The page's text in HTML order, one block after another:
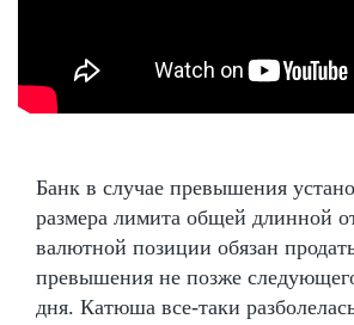
Банк в случае превышения
размера лимита общей длинной
валютной позиции обязан
превышения не позже
дня. Катюша все-таки